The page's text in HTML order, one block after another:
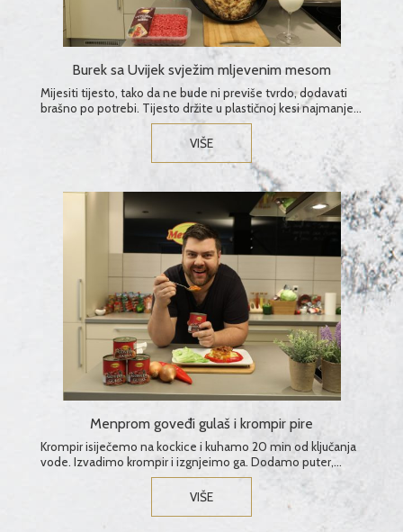
Burek sa Uvijek svježim mljevenim mesom
Mijesiti tijesto, tako da ne bude ni previše tvrdo, dodavati
brašno po potrebi. Tijesto držite u plastičnoj kesi najmanje
20 min (u hladnjaku i do 2 dana )...
VIŠE
Menprom goveđi gulaš i krompir pire
Krompir isiječemo na kockice i kuhamo 20 min od ključanja
vode. Izvadimo krompir i izgnjeimo ga. Dodamo puter,
mlijeko, so i vegetu po ukusu....
VIŠE